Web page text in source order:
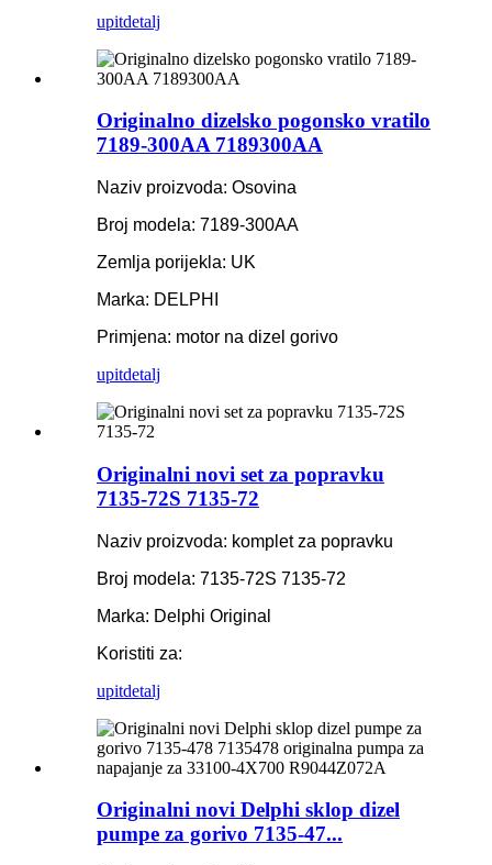
upitdetalj
Originalno dizelsko pogonsko vratilo
7189-300AA 7189300AA
Naziv proizvoda: Osovina
Broj modela: 7189-300AA
Zemlja porijekla: UK
Marka: DELPHI
Primjena: motor na dizel gorivo
upitdetalj
Originalni novi set za popravku
7135-72S 7135-72
Naziv proizvoda: komplet za popravku
Broj modela: 7135-72S 7135-72
Marka: Delphi Original
Koristiti za:
upitdetalj
Originalni novi Delphi sklop dizel
pumpe za gorivo 7135-47...